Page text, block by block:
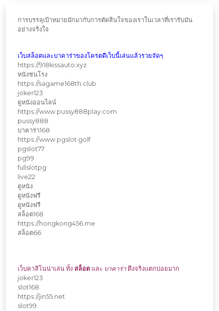
การบรรลุเป้าหมายมักมากับการตัดสินใจของเราในเวลาที่เรารับมัน
อย่างจริงใจ
เว็บสล็อตและบาคาร่าของโครตดีเว็บนี้เล่นแล้วรวยจัดๆ
https://918kissauto.xyz
หนังชนโรง
https://sagame168th.club
joker123
ดูหนังออนไลน์
https://www.pussy888play.com
pussy888
บาคาร่า168
https://www.pgslot.golf
pgslot77
pg99
fullslotpg
live22
ดูหนัง
ดูหนังฟรี
ดูหนังฟรี
สล็อต168
https://hongkong456.me
สล็อต66
เว็บคาสิโนน่าเล่น ทั้ง สล็อต และ บาคาร่าตึงจริงแตกบ่อยมาก
joker123
slot168
https://jin55.net
slot99